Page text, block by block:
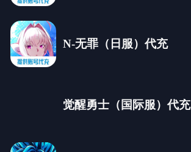
N-无罪（日服）代充
觉醒勇士（国际服）代充